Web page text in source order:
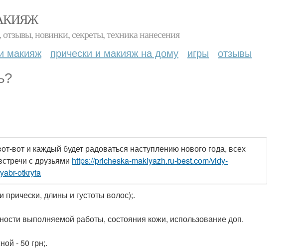
новинки, секреты, техника нанесения
макияж прически и макияж на дому игры отзывы
вот и каждый будет радоваться наступлению нового года, всех
с друзьями https://pricheska-makiyazh.ru-best.com/vidy-
otkryta
прически, длины и густоты волос);.
выполняемой работы, состояния кожи, использование доп.
- 50 грн;.